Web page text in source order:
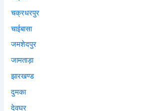
चक्रधरपुर
चाईबासा
जमशेदपुर
जामताड़ा
झारखण्ड
दुमका
देवघर